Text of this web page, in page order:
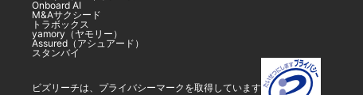
Onboard AI
M&Aサクシード
トラボックス
yamory（ヤモリー）
Assured（アシュアード）
スタンバイ
ビズリーチは、プライバシーマークを取得しています